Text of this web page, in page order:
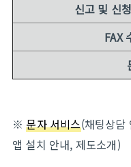
신고 및 신
FAX
※문자 서비스(채팅상담
앱 설치 안내, 제도소개)